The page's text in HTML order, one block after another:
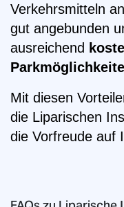
Verkehrsmitteln
gut angebunden
ausreichend
Mit diesen
die Liparischen
die Vorfreude auf